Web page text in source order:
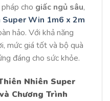
cho giấc ngủ sâu,
Super Win 1m6 x 2m
hảo. Với khả năng
mức giá tốt và bộ quà
đáng cho sức khỏe.
Nhiên Super
Chương Trình